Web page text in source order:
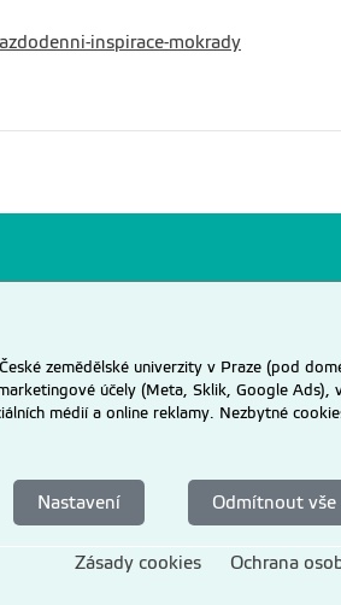
inspirace-mokrady
zemědělské univerzity v Praze (pod
účely (Meta, Sklik, Google
médií a online reklamy. Nezbytné
Nastavení Odmítnout vše
Zásady cookies Ochrana